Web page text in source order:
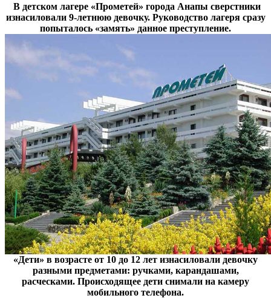
В детском лагере «Прометей» города Анапы сверстники
изнасиловали 9-летнюю девочку. Руководство лагеря сразу
попыталось «замять» данное преступление.
«Дети» в возрасте от 10 до 12 лет изнасиловали девочку
разными предметами: ручками, карандашами,
расческами. Происходящее дети снимали на камеру
мобильного телефона.